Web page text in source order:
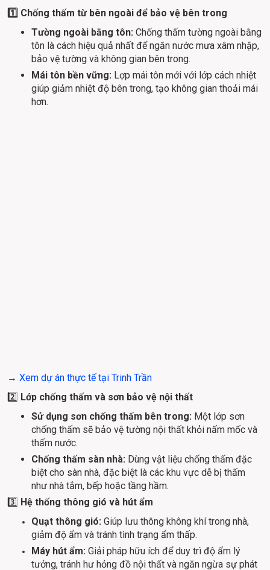
1️⃣ Chống thấm từ bên ngoài để bảo vệ bên trong
Tường ngoài bằng tôn: Chống thấm tường ngoài bằng
tôn là cách hiệu quả nhất để ngăn nước mưa xâm nhập,
bảo vệ tường và không gian bên trong.
Mái tôn bền vững: Lợp mái tôn mới với lớp cách nhiệt
giúp giảm nhiệt độ bên trong, tạo không gian thoải mái
hơn.
→ Xem dự án thực tế tại Trinh Trần
2️⃣ Lớp chống thấm và sơn bảo vệ nội thất
Sử dụng sơn chống thấm bên trong: Một lớp sơn
chống thấm sẽ bảo vệ tường nội thất khỏi nấm mốc và
thấm nước.
Chống thấm sàn nhà: Dùng vật liệu chống thấm đặc
biệt cho sàn nhà, đặc biệt là các khu vực dễ bị thấm
như nhà tắm, bếp hoặc tầng hầm.
3️⃣ Hệ thống thông gió và hút ẩm
Quạt thông gió: Giúp lưu thông không khí trong nhà,
giảm độ ẩm và tránh tình trạng ẩm thấp.
Máy hút ẩm: Giải pháp hữu ích để duy trì độ ẩm lý
tưởng, tránh hư hỏng đồ nội thất và ngăn ngừa sự phát